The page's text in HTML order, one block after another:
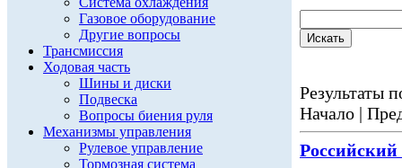
Газовое оборудование
Другие вопросы
Трансмиссия
Ходовая часть
Шины и диски
Подвеска
Вопросы биения руля
Механизмы управления
Рулевое управление
Тормозная система
Результаты
Начало |